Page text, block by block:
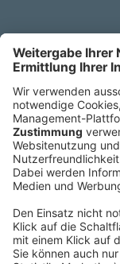
Hauptsitz
Roland Berger
Sederanger 1
80538 München
Deutschland
Fax:
+49
Mail: